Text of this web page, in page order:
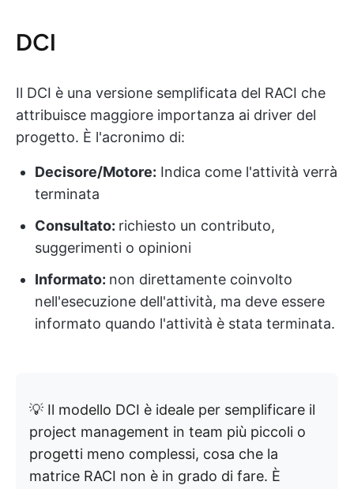
DCI
Il DCI è una versione semplificata del RACI che
attribuisce maggiore importanza ai driver del
progetto. È l'acronimo di:
Decisore/Motore: Indica come l'attività verrà
terminata
Consultato: richiesto un contributo,
suggerimenti o opinioni
Informato: non direttamente coinvolto
nell'esecuzione dell'attività, ma deve essere
informato quando l'attività è stata terminata.
💡 Il modello DCI è ideale per semplificare il
project management in team più piccoli o
progetti meno complessi, cosa che la
matrice RACI non è in grado di fare. È